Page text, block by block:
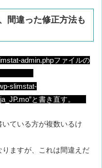
間違った修正方法も
admin.phpファイルの
。
slimstat-
ja_JP.mo”と書き直す。
いている方が複数いるけ
ますが、これは間違えだ